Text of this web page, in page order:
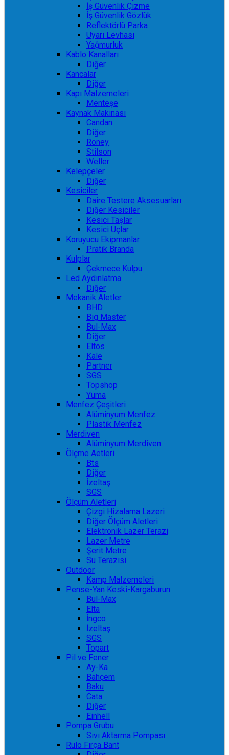
İş Güvenlik Çizme
İş Güvenlik Gözlük
Reflektörlü Parka
Uyarı Levhası
Yağmurluk
Kablo Kanalları
Diğer
Kancalar
Diğer
Kapı Malzemeleri
Menteşe
Kaynak Makinasi
Candan
Diğer
Roney
Stilson
Weller
Kelepçeler
Diğer
Kesiciler
Daire Testere Aksesuarları
Diğer Kesiciler
Kesici Taşlar
Kesici Uçlar
Koruyucu Ekipmanlar
Pratik Branda
Kulplar
Çekmece Kulpu
Led Aydınlatma
Diğer
Mekanik Aletler
BHD
Big Master
Bul-Max
Diğer
Eltos
Kale
Partner
SGS
Topshop
Yuma
Menfez Çeşitleri
Alüminyum Menfez
Plastik Menfez
Merdiven
Alüminyum Merdiven
Ölçme Aetleri
Bts
Diğer
İzeltaş
SGS
Ölçüm Aletleri
Çizgi Hizalama Lazeri
Diğer Ölçüm Aletleri
Elektronik Lazer Terazi
Lazer Metre
Şerit Metre
Su Terazisi
Outdoor
Kamp Malzemeleri
Pense-Yan Keski-Kargaburun
Bul-Max
Elta
İngco
İzeltaş
SGS
Topart
Pil ve Fener
Ay-Ka
Bahçem
Baku
Cata
Diğer
Einhell
Pompa Grubu
Sıvı Aktarma Pompası
Rulo Fırça Bant